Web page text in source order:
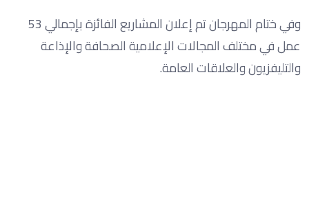
وفي ختام المهرجان تم إعلان المشاريع الفائزة بإجمالي 53
عمل في مختلف المجالات الإعلامية الصحافة والإذاعة
والتليفزيون والعلاقات العامة.